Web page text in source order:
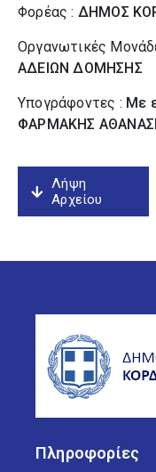
Φορέας : ΔΗΜΟΣ
Οργανωτικές
ΑΔΕΙΩΝ ΔΟΜΗΣΗΣ
Υπογράφοντες : Με
ΦΑΡΜΑΚΗΣ
Λήψη
Αρχείου
Πληροφορίες